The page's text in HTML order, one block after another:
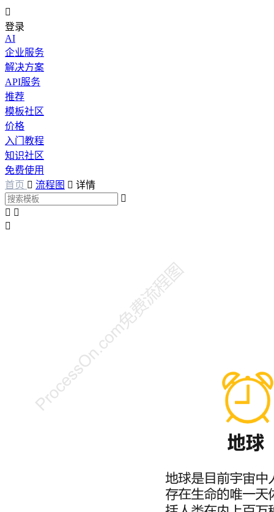

登录
AI
企业服务
解决方案
API服务
推荐
模板社区
价格
入门教程
知识社区
免费使用
首页  流程图  详情

 
